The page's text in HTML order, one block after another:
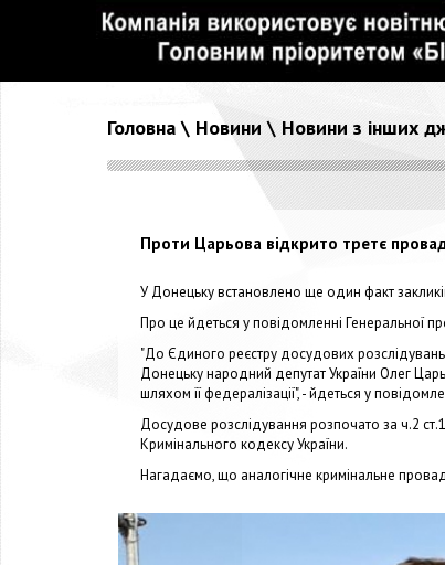
Головна\ Новини \ Новини з інших
Проти Царьова відкрито третє
У Донецьку встановлено ще один факт
Про це йдеться у повідомленні Генеральної
"До Єдиного реєстру досудових розслідувань
Донецьку народний депутат України Олег
шляхом її федералізації", - йдеться у
Досудове розслідування розпочато за ч.2
Кримінального кодексу України.
Нагадаємо, що аналогічне кримінальне